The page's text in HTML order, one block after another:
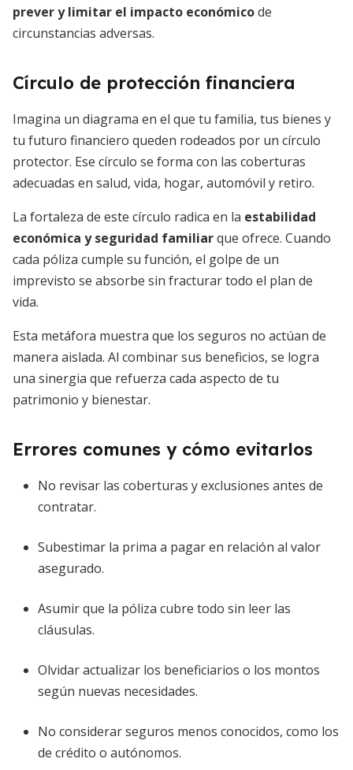
prever y limitar el impacto económicode
circunstancias adversas.
Círculo de protección financiera
Imagina un diagrama en el que tu familia, tus bienes y
tu futuro financiero queden rodeados por un círculo
protector. Ese círculo se forma con las coberturas
adecuadas en salud, vida, hogar, automóvil y retiro.
La fortaleza de este círculo radica en la estabilidad
económica y seguridad familiarque ofrece. Cuando
cada póliza cumple su función, el golpe de un
imprevisto se absorbe sin fracturar todo el plan de
vida.
Esta metáfora muestra que los seguros no actúan de
manera aislada. Al combinar sus beneficios, se logra
una sinergia que refuerza cada aspecto de tu
patrimonio y bienestar.
Errores comunes y cómo evitarlos
No revisar las coberturas y exclusiones antes de
contratar.
Subestimar la prima a pagar en relación al valor
asegurado.
Asumir que la póliza cubre todo sin leer las
cláusulas.
Olvidar actualizar los beneficiarios o los montos
según nuevas necesidades.
No considerar seguros menos conocidos, como los
de crédito o autónomos.